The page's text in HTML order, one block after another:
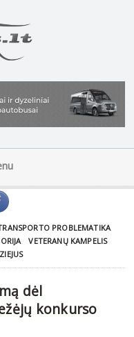
PROBLEMATIKA
VETERANŲ KAMPELIS
dėl
konkurso